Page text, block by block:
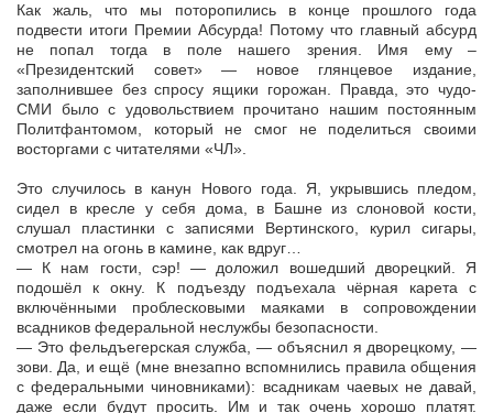
Как жаль, что мы поторопились в конце прошлого года
подвести итоги Премии Абсурда! Потому что главный абсурд
не попал тогда в поле нашего зрения. Имя ему –
«Президентский совет» — новое глянцевое издание,
заполнившее без спросу ящики горожан. Правда, это чудо-
СМИ было с удовольствием прочитано нашим постоянным
Политфантомом, который не смог не поделиться своими
восторгами с читателями «ЧЛ».
Это случилось в канун Нового года. Я, укрывшись пледом,
сидел в кресле у себя дома, в Башне из слоновой кости,
слушал пластинки с записями Вертинского, курил сигары,
смотрел на огонь в камине, как вдруг…
— К нам гости, сэр! — доложил вошедший дворецкий. Я
подошёл к окну. К подъезду подъехала чёрная карета с
включёнными проблесковыми маяками в сопровождении
всадников федеральной неслужбы безопасности.
— Это фельдъегерская служба, — объяснил я дворецкому, —
зови. Да, и ещё (мне внезапно вспомнились правила общения
с федеральными чиновниками): всадникам чаевых не давай,
даже если будут просить. Им и так очень хорошо платят.